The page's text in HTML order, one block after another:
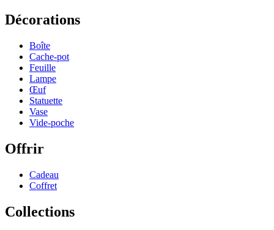
Décorations
Boîte
Cache-pot
Feuille
Lampe
Œuf
Statuette
Vase
Vide-poche
Offrir
Cadeau
Coffret
Collections